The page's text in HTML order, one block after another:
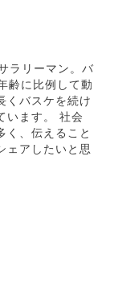
ラリーマン。バ
齢に比例して動
くバスケを続け
います。 社会
く、伝えること
ェアしたいと思